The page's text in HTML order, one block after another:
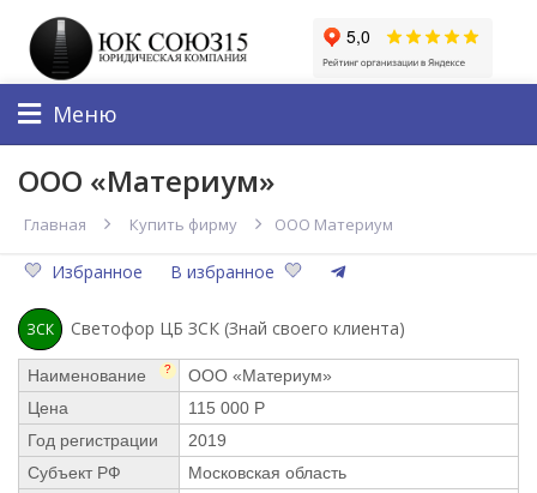
Меню
ООО «Материум»
Главная Купить фирму ООО Материум
Избранное В избранное
ЗСК Светофор ЦБ ЗСК (Знай своего клиента)
Наименование ?
ООО «Материум»
Цена
115 000 Р
Год регистрации
2019
Субъект РФ
Московская область